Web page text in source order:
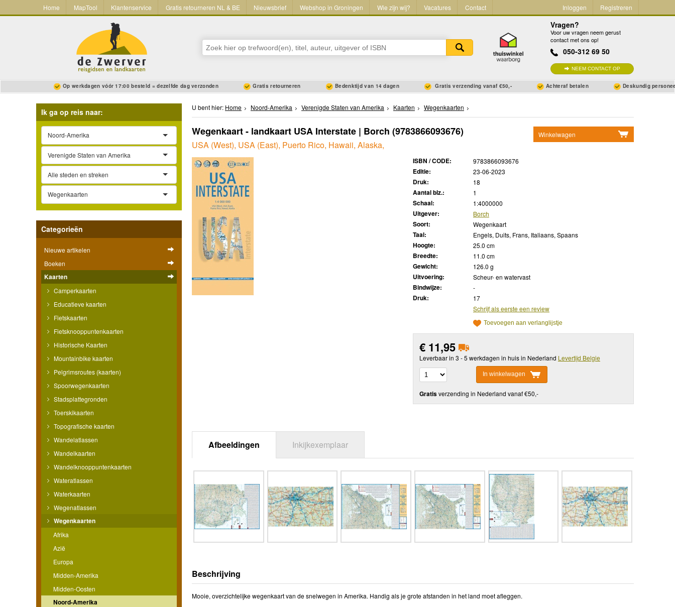
Home MapTool Klantenservice Gratis retourneren NL & BE Nieuwsbrief Webshop in Groningen Wie zijn wij? Vacatures Contact Inloggen Registreren
Vragen?
Voor uw vragen neem gerust
contact met ons op!
050-312 69 50
NEEM CONTACT OP
Op werkdagen vóór 17:00 besteld = dezelfde dag verzonden Gratis retourneren Bedenktijd van 14 dagen Gratis verzending vanaf €50,- Achteraf betalen Deskundig
Ik ga op reis naar:
Noord-Amerika
Verenigde Staten van Amerika
Alle steden en streken
Wegenkaarten
Categorieën
Nieuwe artikelen
Boeken
Kaarten
Camperkaarten
Educatieve kaarten
Fietskaarten
Fietsknooppuntenkaarten
Historische Kaarten
Mountainbike kaarten
Pelgrimsroutes (kaarten)
Spoorwegenkaarten
Stadsplattegronden
Toerskikaarten
Topografische kaarten
Wandelatlassen
Wandelkaarten
Wandelknooppuntenkaarten
Wateratlassen
Waterkaarten
Wegenatlassen
Wegenkaarten
Afrika
Azië
Europa
Midden-Amerika
Midden-Oosten
Noord-Amerika
U bent hier: Home Noord-Amerika Verenigde Staten van Amerika Kaarten Wegenkaarten
Winkelwagen
Wegenkaart - landkaart USA Interstate | Borch (9783866093676)
USA (West), USA (East), Puerto Rico, Hawaii, Alaska,
ISBN / CODE: 9783866093676
Editie: 23-06-2023
Druk: 18
Aantal blz.: 1
Schaal: 1:4000000
Uitgever: Borch
Soort: Wegenkaart
Taal: Engels, Duits, Frans, Italiaans, Spaans
Hoogte: 25.0 cm
Breedte: 11.0 cm
Gewicht: 126.0 g
Uitvoering: Scheur- en watervast
Bindwijze: -
Druk:
17
Schrijf als eerste een review
Toevoegen aan verlanglijstje
€ 11,95
Leverbaar in 3 - 5 werkdagen in huis in Nederland Levertijd Belgie
In winkelwagen
Gratisverzending in Nederland vanaf €50,-
Afbeeldingen Inkijkexemplaar
Beschrijving
Mooie, overzichtelijke wegenkaart van de snelwegen in Amerika. Handig als je grote afstanden in het land moet afleggen.